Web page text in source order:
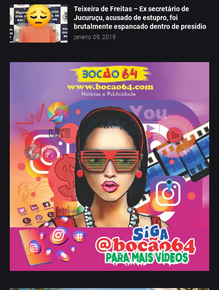
Teixeira de Freitas – Ex secretário de
Jucuruçu, acusado de estupro, foi
brutalmente espancado dentro de presídio
janeiro 09, 2019